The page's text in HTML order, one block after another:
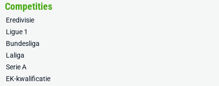
Competities
Eredivisie
Ligue 1
Bundesliga
Laliga
Serie A
EK-kwalificatie